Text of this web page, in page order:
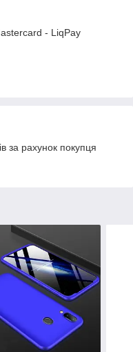
- LiqPay
за рахунок покупця